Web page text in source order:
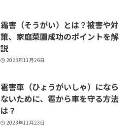
霜害（そうがい）とは？被害や対
策、家庭菜園成功のポイントを解
説
2023年11月26日
雹害車（ひょうがいしゃ）になら
ないために、雹から車を守る方法
は？
2023年11月23日